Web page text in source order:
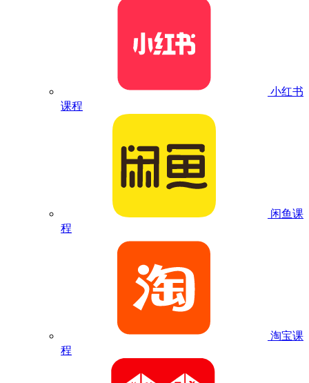
小红书
课程
闲鱼课
程
淘宝课
程